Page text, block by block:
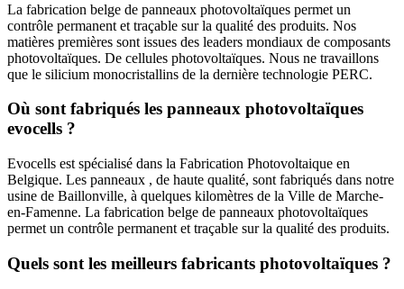
La fabrication belge de panneaux photovoltaïques permet un
contrôle permanent et traçable sur la qualité des produits. Nos
matières premières sont issues des leaders mondiaux de composants
photovoltaïques. De cellules photovoltaïques. Nous ne travaillons
que le silicium monocristallins de la dernière technologie PERC.
Où sont fabriqués les panneaux photovoltaïques
evocells ?
Evocells est spécialisé dans la Fabrication Photovoltaique en
Belgique. Les panneaux , de haute qualité, sont fabriqués dans notre
usine de Baillonville, à quelques kilomètres de la Ville de Marche-
en-Famenne. La fabrication belge de panneaux photovoltaïques
permet un contrôle permanent et traçable sur la qualité des produits.
Quels sont les meilleurs fabricants photovoltaïques ?